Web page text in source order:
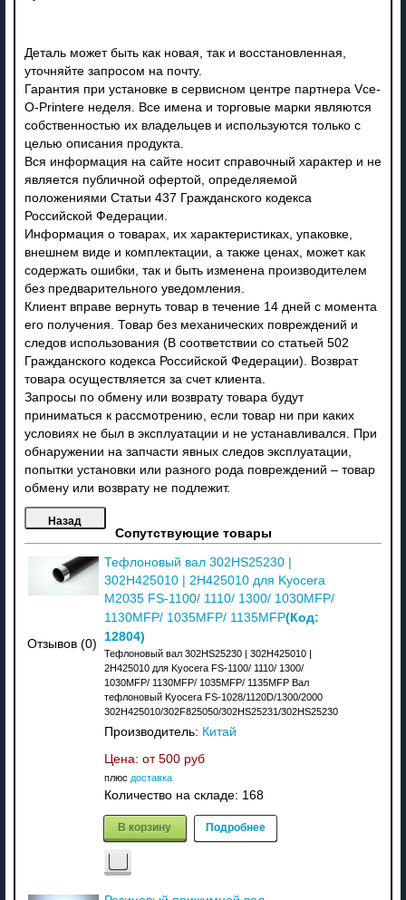
Деталь может быть как новая, так и восстановленная,
уточняйте запросом на почту.
Гарантия при установке в сервисном центре партнера Vce-
O-Printere неделя. Все имена и торговые марки являются
собственностью их владельцев и используются только с
целью описания продукта.
Вся информация на сайте носит справочный характер и не
является публичной офертой, определяемой
положениями Статьи 437 Гражданского кодекса
Российской Федерации.
Информация о товарах, их характеристиках, упаковке,
внешнем виде и комплектации, а также ценах, может как
содержать ошибки, так и быть изменена производителем
без предварительного уведомления.
Клиент вправе вернуть товар в течение 14 дней с момента
его получения. Товар без механических повреждений и
следов использования (В соответствии со статьей 502
Гражданского кодекса Российской Федерации). Возврат
товара осуществляется за счет клиента.
Запросы по обмену или возврату товара будут
приниматься к рассмотрению, если товар ни при каких
условиях не был в эксплуатации и не устанавливался. При
обнаружении на запчасти явных следов эксплуатации,
попытки установки или разного рода повреждений – товар
обмену или возврату не подлежит.
Сопутствующие товары
Отзывов (0)
Тефлоновый вал 302HS25230 |
302H425010 | 2H425010 для Kyocera
M2035 FS-1100/ 1110/ 1300/ 1030MFP/
1130MFP/ 1035MFP/ 1135MFP(Код:
12804)
Тефлоновый вал 302HS25230 | 302H425010 |
2H425010 для Kyocera FS-1100/ 1110/ 1300/
1030MFP/ 1130MFP/ 1035MFP/ 1135MFP Вал
тефлоновый Kyocera FS-1028/1120D/1300/2000
302H425010/302F825050/302HS25231/302HS25230
Производитель: Китай
Цена: от 500 руб
плюс доставка
Количество на складе: 168
В корзину Подробнее